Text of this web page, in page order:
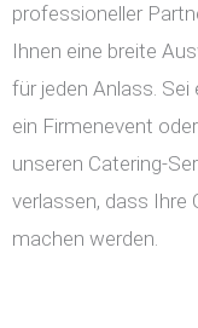
professioneller
Ihnen eine breite
für jeden Anlass. Sei
ein Firmenevent
unseren Catering-
verlassen, dass Ihre
machen werden.